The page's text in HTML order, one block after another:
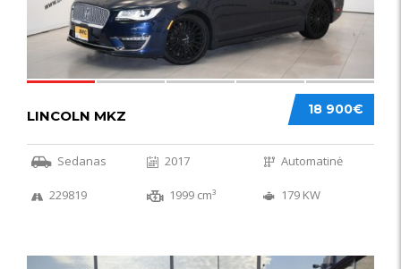
18 900€
LINCOLN MKZ
Sedanas 2017 Automatinė
229819 1999 cm³ 179 KW